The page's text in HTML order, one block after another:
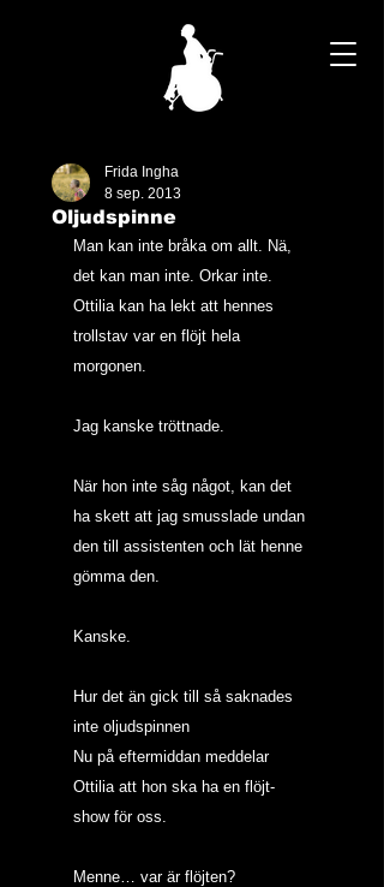
Oljudspinne
Frida Ingha
8 sep. 2013
Man kan inte bråka om allt. Nä,
det kan man inte. Orkar inte.
Ottilia kan ha lekt att hennes
trollstav var en flöjt hela
morgonen.
Jag kanske tröttnade.
När hon inte såg något, kan det
ha skett att jag smusslade undan
den till assistenten och lät henne
gömma den.
Kanske.
Hur det än gick till så saknades
inte oljudspinnen
Nu på eftermiddan meddelar
Ottilia att hon ska ha en flöjt-
show för oss.
Menne… var är flöjten?